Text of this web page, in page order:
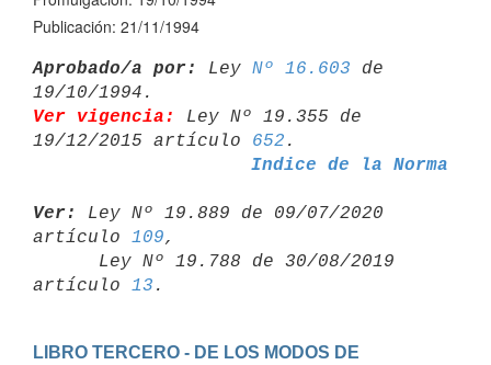
Publicación: 21/11/1994
Aprobado/a por: Ley Nº 16.603 de
Ver vigencia:
Ley Nº 19.355 de
19/12/2015 artículo 652
Indice de la Norma
Ver:
Ley Nº 19.889 de 09/07/2020
artículo 109,
artículo 13
LIBRO TERCERO - DE LOS MODOS DE